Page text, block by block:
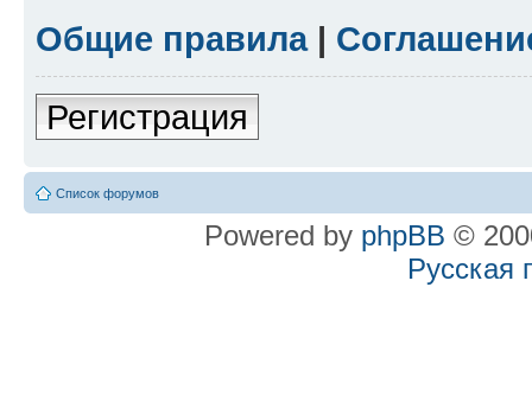
Общие правила|
Регистрация
Список форумов
Powered by phpBB ©
Русская